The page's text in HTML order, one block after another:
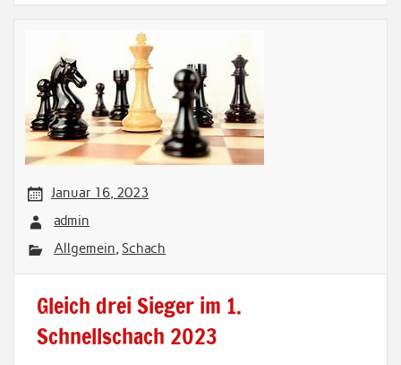
Januar 16, 2023
admin
Allgemein,Schach
Gleich drei Sieger im 1.
Schnellschach 2023